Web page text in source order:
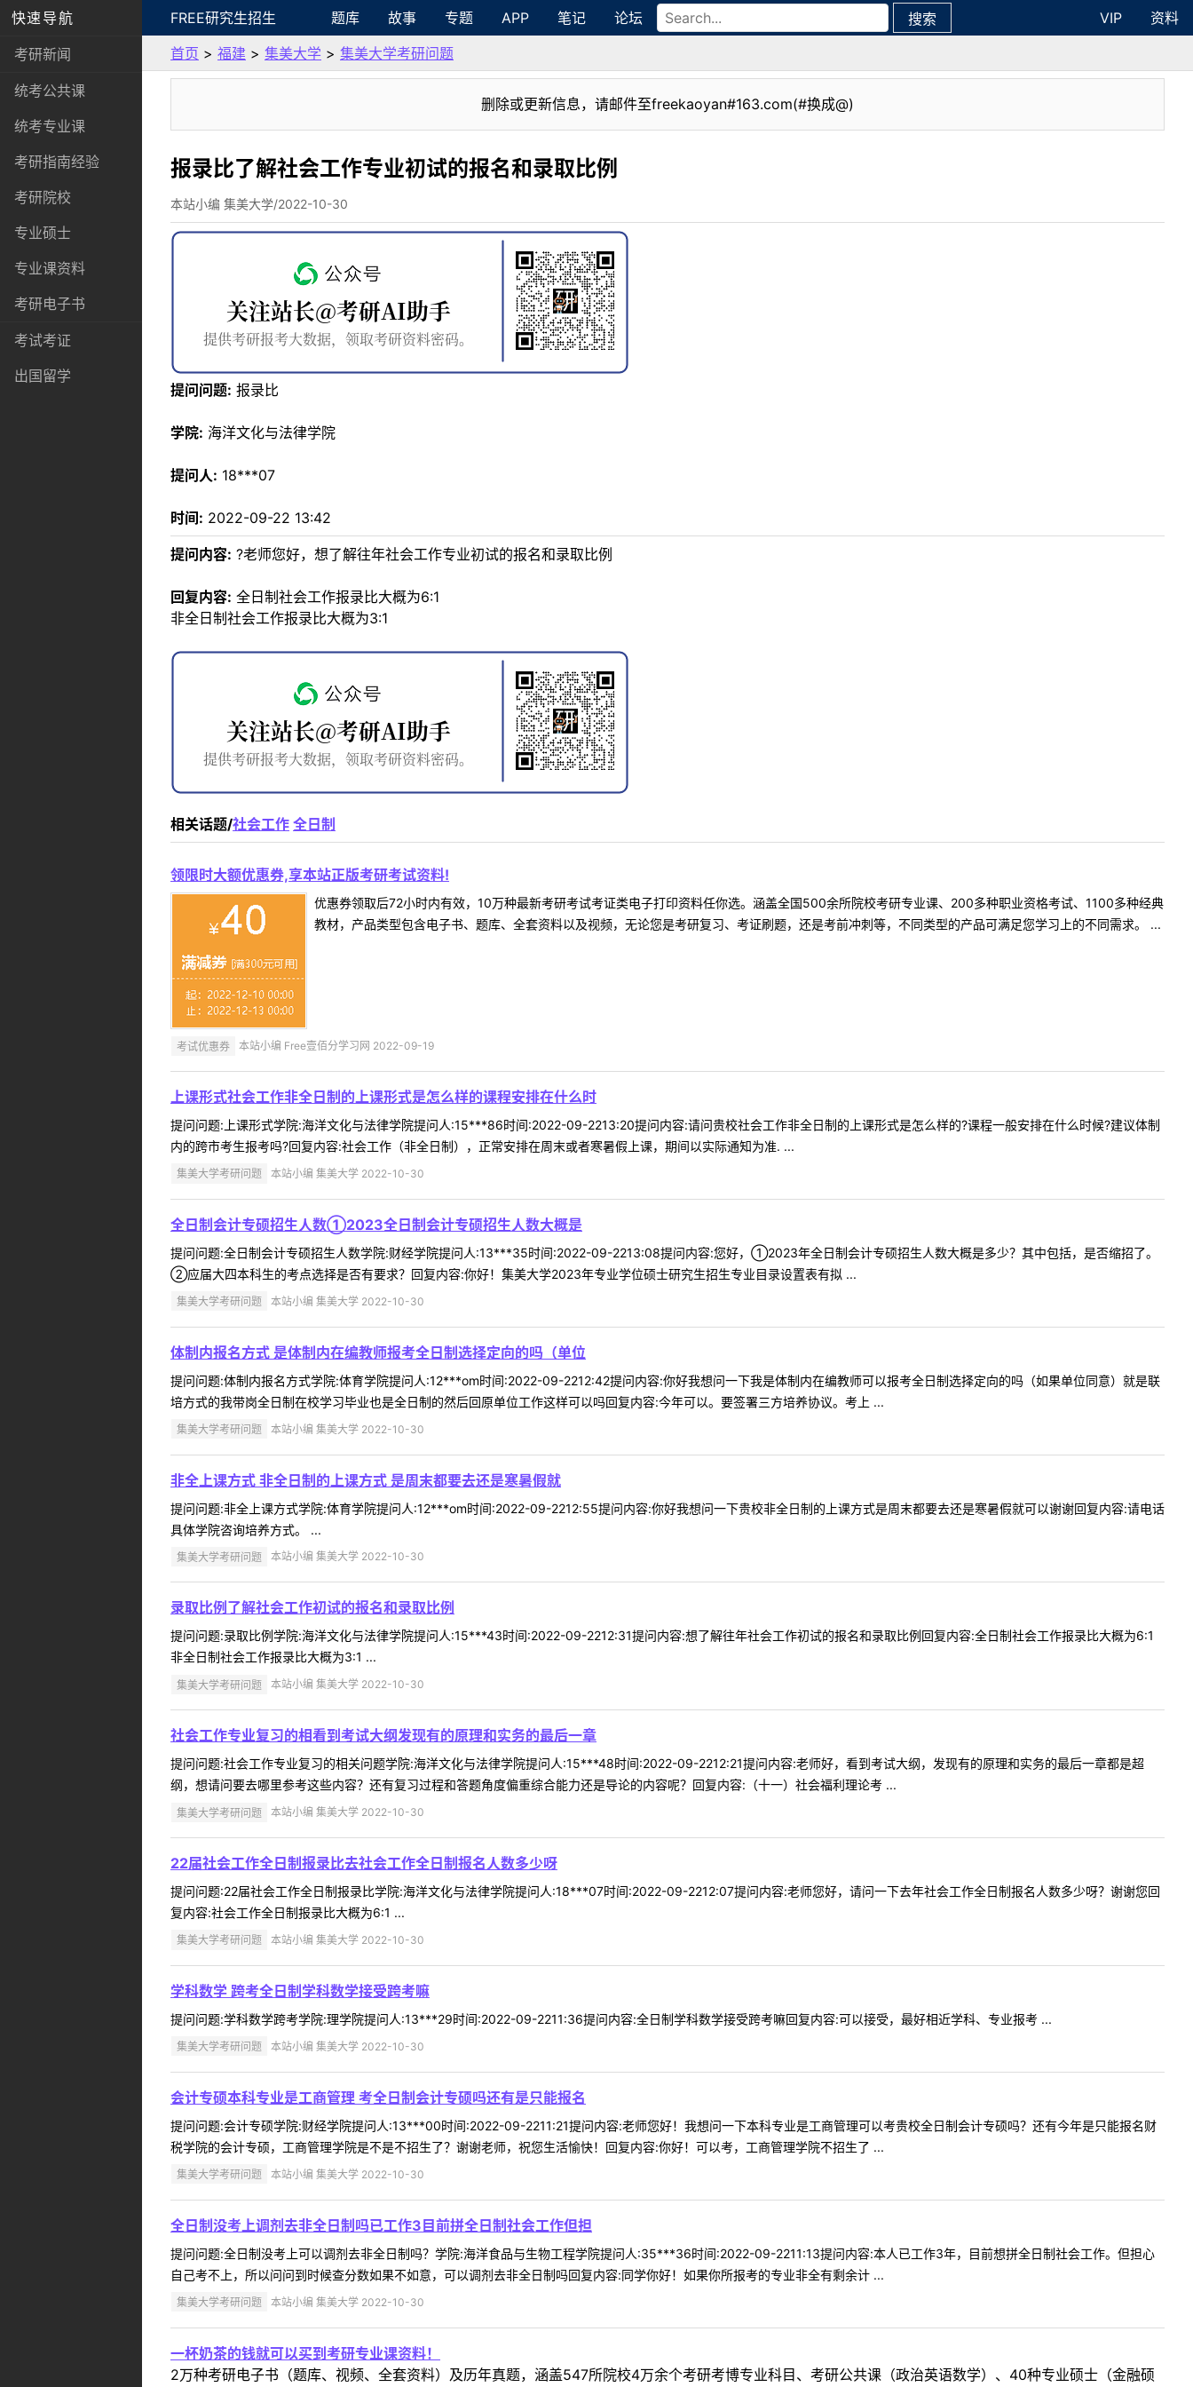
快速导航
考研新闻
统考公共课
统考专业课
考研指南经验
考研院校
专业硕士
专业课资料
考研电子书
考试考证
出国留学
FREE研究生招生 题库 故事 专题 APP 笔记 论坛 搜索 VIP
资料
首页 > 福建 > 集美大学 > 集美大学考研问题
删除或更新信息，请邮件至freekaoyan#163.com(#换成@)
报录比了解社会工作专业初试的报名和录取比例
本站小编 集美大学/2022-10-30
提问问题: 报录比
学院: 海洋文化与法律学院
提问人: 18***07
时间: 2022-09-22 13:42
提问内容: ?老师您好，想了解往年社会工作专业初试的报名和录取比例
回复内容: 全日制社会工作报录比大概为6:1
非全日制社会工作报录比大概为3:1
相关话题/社会工作 全日制
领限时大额优惠券,享本站正版考研考试资料!
优惠券领取后72小时内有效，10万种最新考研考试考证类电子打印资料任你选。涵盖全国500余所院校考研专业课、200多种职业资格考试、1100多种经典
教材，产品类型包含电子书、题库、全套资料以及视频，无论您是考研复习、考证刷题，还是考前冲刺等，不同类型的产品可满足您学习上的不同需求。 ...
考试优惠券 本站小编 Free壹佰分学习网 2022-09-19
上课形式社会工作非全日制的上课形式是怎么样的课程安排在什么时
提问问题:上课形式学院:海洋文化与法律学院提问人:15***86时间:2022-09-2213:20提问内容:请问贵校社会工作非全日制的上课形式是怎么样的?课程一般安排在什么时候?建议体制
内的跨市考生报考吗?回复内容:社会工作（非全日制），正常安排在周末或者寒暑假上课，期间以实际通知为准. ...
集美大学考研问题 本站小编 集美大学 2022-10-30
全日制会计专硕招生人数①2023全日制会计专硕招生人数大概是
提问问题:全日制会计专硕招生人数学院:财经学院提问人:13***35时间:2022-09-2213:08提问内容:您好，①2023年全日制会计专硕招生人数大概是多少？其中包括，是否缩招了。
②应届大四本科生的考点选择是否有要求？回复内容:你好！集美大学2023年专业学位硕士研究生招生专业目录设置表有拟 ...
集美大学考研问题 本站小编 集美大学 2022-10-30
体制内报名方式 是体制内在编教师报考全日制选择定向的吗（单位
提问问题:体制内报名方式学院:体育学院提问人:12***om时间:2022-09-2212:42提问内容:你好我想问一下我是体制内在编教师可以报考全日制选择定向的吗（如果单位同意）就是联
培方式的我带岗全日制在校学习毕业也是全日制的然后回原单位工作这样可以吗回复内容:今年可以。要签署三方培养协议。考上 ...
集美大学考研问题 本站小编 集美大学 2022-10-30
非全上课方式 非全日制的上课方式 是周末都要去还是寒暑假就
提问问题:非全上课方式学院:体育学院提问人:12***om时间:2022-09-2212:55提问内容:你好我想问一下贵校非全日制的上课方式是周末都要去还是寒暑假就可以谢谢回复内容:请电话
具体学院咨询培养方式。 ...
集美大学考研问题 本站小编 集美大学 2022-10-30
录取比例了解社会工作初试的报名和录取比例
提问问题:录取比例学院:海洋文化与法律学院提问人:15***43时间:2022-09-2212:31提问内容:想了解往年社会工作初试的报名和录取比例回复内容:全日制社会工作报录比大概为6:1
非全日制社会工作报录比大概为3:1 ...
集美大学考研问题 本站小编 集美大学 2022-10-30
社会工作专业复习的相看到考试大纲发现有的原理和实务的最后一章
提问问题:社会工作专业复习的相关问题学院:海洋文化与法律学院提问人:15***48时间:2022-09-2212:21提问内容:老师好，看到考试大纲，发现有的原理和实务的最后一章都是超
纲，想请问要去哪里参考这些内容？还有复习过程和答题角度偏重综合能力还是导论的内容呢？回复内容:（十一）社会福利理论考 ...
集美大学考研问题 本站小编 集美大学 2022-10-30
22届社会工作全日制报录比去社会工作全日制报名人数多少呀
提问问题:22届社会工作全日制报录比学院:海洋文化与法律学院提问人:18***07时间:2022-09-2212:07提问内容:老师您好，请问一下去年社会工作全日制报名人数多少呀？谢谢您回
复内容:社会工作全日制报录比大概为6:1 ...
集美大学考研问题 本站小编 集美大学 2022-10-30
学科数学 跨考全日制学科数学接受跨考嘛
提问问题:学科数学跨考学院:理学院提问人:13***29时间:2022-09-2211:36提问内容:全日制学科数学接受跨考嘛回复内容:可以接受，最好相近学科、专业报考 ...
集美大学考研问题 本站小编 集美大学 2022-10-30
会计专硕本科专业是工商管理 考全日制会计专硕吗还有是只能报名
提问问题:会计专硕学院:财经学院提问人:13***00时间:2022-09-2211:21提问内容:老师您好！我想问一下本科专业是工商管理可以考贵校全日制会计专硕吗？还有今年是只能报名财
税学院的会计专硕，工商管理学院是不是不招生了？谢谢老师，祝您生活愉快！回复内容:你好！可以考，工商管理学院不招生了 ...
集美大学考研问题 本站小编 集美大学 2022-10-30
全日制没考上调剂去非全日制吗已工作3目前拼全日制社会工作但担
提问问题:全日制没考上可以调剂去非全日制吗？学院:海洋食品与生物工程学院提问人:35***36时间:2022-09-2211:13提问内容:本人已工作3年，目前想拼全日制社会工作。但担心
自己考不上，所以问问到时候查分数如果不如意，可以调剂去非全日制吗回复内容:同学你好！如果你所报考的专业非全有剩余计 ...
集美大学考研问题 本站小编 集美大学 2022-10-30
一杯奶茶的钱就可以买到考研专业课资料！
2万种考研电子书（题库、视频、全套资料）及历年真题，涵盖547所院校4万余个考研考博专业科目、考研公共课（政治英语数学）、40种专业硕士（金融硕